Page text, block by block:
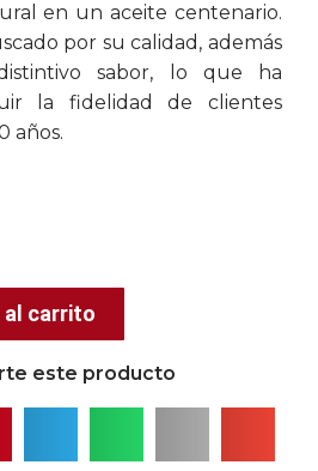
en un aceite centenario.
por su calidad, además
sabor, lo que ha
la fidelidad de clientes
años.
al carrito
este producto